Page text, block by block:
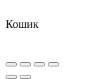
Кошик